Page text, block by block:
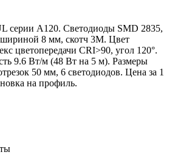
серии A120. Светодиоды SMD 2835,
8 мм, скотч 3M. Цвет
цветопередачи CRI>90, угол 120°.
9.6 Вт/м (48 Вт на 5 м). Размеры
50 мм, 6 светодиодов. Цена за 1
на профиль.